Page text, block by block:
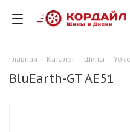
Главная - Каталог - Шины -
BluEarth-GT AE51